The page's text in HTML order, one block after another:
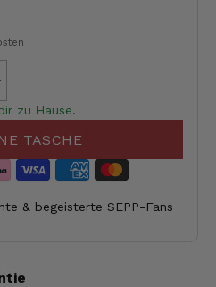
zu Hause.
TASCHE
& begeisterte SEPP-Fans